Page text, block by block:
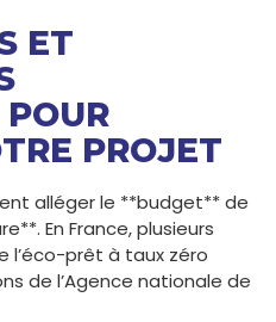
ET
PROJET
alléger le **budget** de
En France, plusieurs
l’éco-prêt à taux zéro
de l’Agence nationale de